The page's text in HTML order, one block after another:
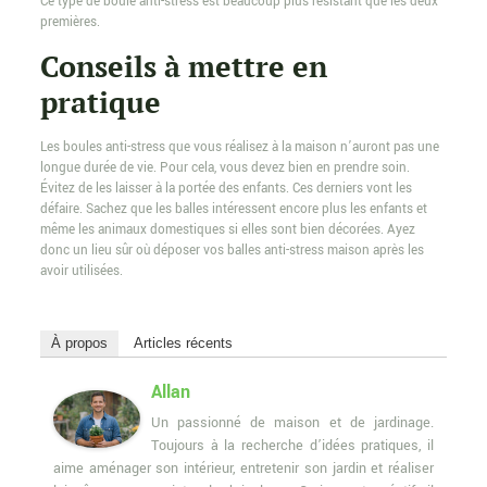
premières.
Conseils à mettre en
pratique
Les boules anti-stress que vous réalisez à la maison n’auront pas une
longue durée de vie. Pour cela, vous devez bien en prendre soin.
Évitez de les laisser à la portée des enfants. Ces derniers vont les
défaire. Sachez que les balles intéressent encore plus les enfants et
même les animaux domestiques si elles sont bien décorées. Ayez
donc un lieu sûr où déposer vos balles anti-stress maison après les
avoir utilisées.
À propos Articles récents
Allan
Un passionné de maison et de jardinage.
Toujours à la recherche d’idées pratiques, il
aime aménager son intérieur, entretenir son jardin et réaliser